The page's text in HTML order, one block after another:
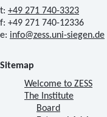
t: +49 271 740-3323
f: +49 271 740-12336
e: info@zess.uni-siegen.de
Sitemap
Welcome to ZESS
The Institute
Board